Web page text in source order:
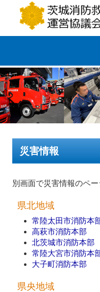
災害情報
別画面で災害情報のペー
県北地域
常陸太田市消防本
高萩市消防本部
北茨城市消防本部
常陸大宮市消防本
大子町消防本部
県央地域